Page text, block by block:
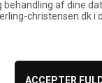
behandling af dine
christensen.dk i